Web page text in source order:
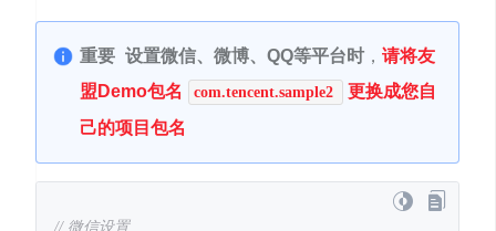
重要 设置微信、微博、QQ等平台时 ， 请将友
盟Demo包名
com.tencent.sample2
更换成您自
己的项目包名
// 微信设置